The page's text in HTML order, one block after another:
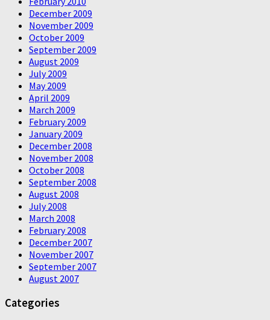
December 2009
November 2009
October 2009
September 2009
August 2009
July 2009
May 2009
April 2009
March 2009
February 2009
January 2009
December 2008
November 2008
October 2008
September 2008
August 2008
July 2008
March 2008
February 2008
December 2007
November 2007
September 2007
August 2007
Categories